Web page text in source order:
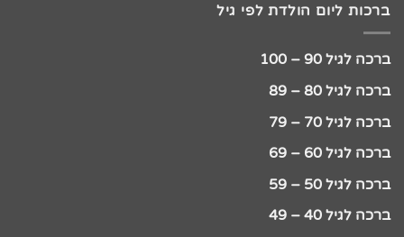
ברכות ליום הולדת לפי גיל
ברכה לגיל 90 – 100
ברכה לגיל 80 – 89
ברכה לגיל 70 – 79
ברכה לגיל 60 – 69
ברכה לגיל 50 – 59
ברכה לגיל 40 – 49